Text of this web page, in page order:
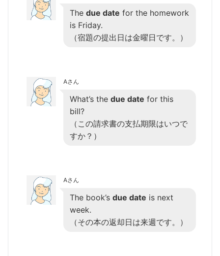
The due date for the homework
is Friday.
（宿題の提出日は金曜日です。）
Aさん
What’s the due date for this
bill?
（この請求書の支払期限はいつで
すか？）
Aさん
The book’s due date is next
week.
（その本の返却日は来週です。）